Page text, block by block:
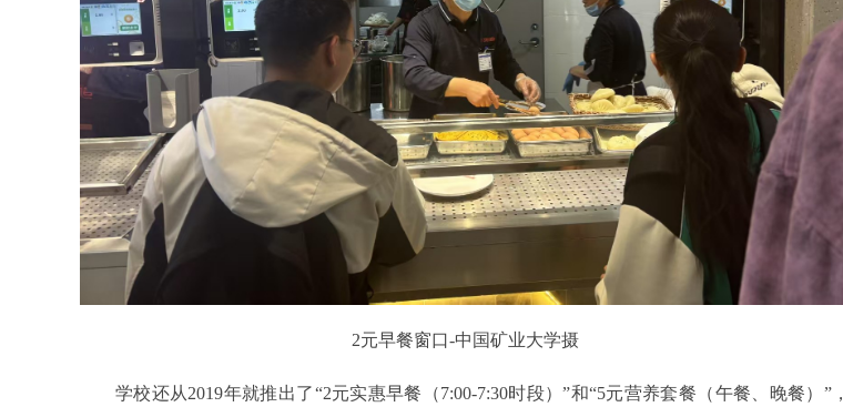
2元早餐窗口-中国矿业大学摄
学校还从2019年就推出了“2元实惠早餐（7:00-7:30时段）”和“5元营养套餐（午餐、晚餐）”，